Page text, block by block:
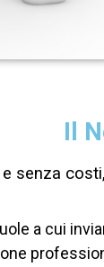
Il
senza
a cui